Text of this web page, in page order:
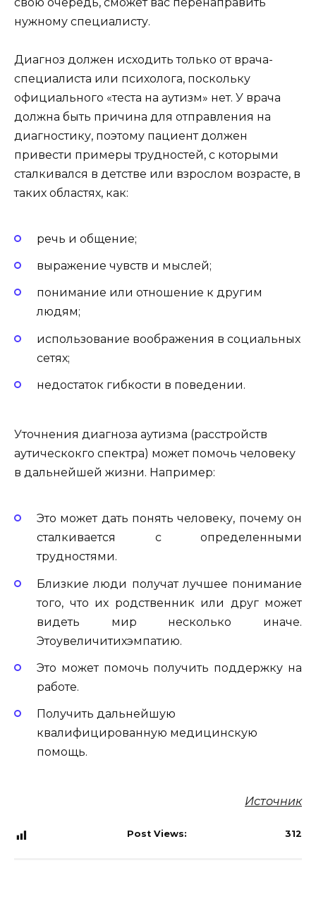
нужному специалисту.
Диагноз должен исходить только от врача-
специалиста или психолога, поскольку
официального «теста на аутизм» нет. У врача
должна быть причина для отправления на
диагностику, поэтому пациент должен
привести примеры трудностей, с которыми
сталкивался в детстве или взрослом возрасте, в
таких областях, как:
речь и общение;
выражение чувств и мыслей;
понимание или отношение к другим
людям;
использование воображения в социальных
сетях;
недостаток гибкости в поведении.
Уточнения диагноза аутизма (расстройств
аутическокго спектра) может помочь человеку
в дальнейшей жизни. Например:
Это может дать понять человеку, почему он
сталкивается с определенными
трудностями.
Близкие люди получат лучшее понимание
того, что их родственник или друг может
видеть мир несколько иначе.
Этоувеличитихэмпатию.
Это может помочь получить поддержку на
работе.
Получить дальнейшую
квалифицированную медицинскую
помощь.
Источник
Post Views: 312